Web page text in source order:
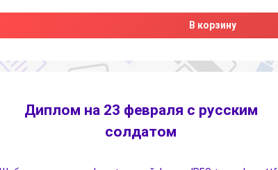
В корзину
Диплом на 23 февраля с русским
солдатом